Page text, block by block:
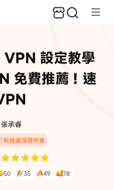
設定教學
免費推薦！速
承睿
科技資深寫作者
50 35 49 78